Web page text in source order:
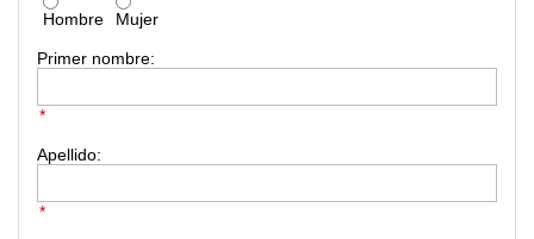
Hombre Mujer
Primer nombre:
*
Apellido:
*